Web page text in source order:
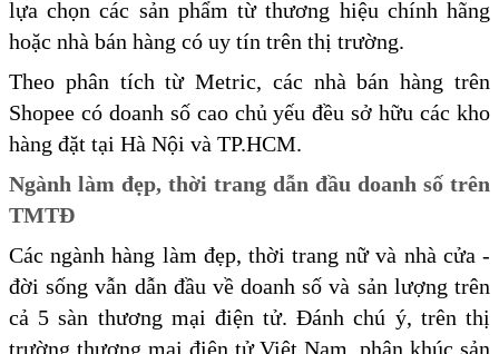
lựa chọn các sản phẩm từ thương hiệu chính hãng
hoặc nhà bán hàng có uy tín trên thị trường.
Theo phân tích từ Metric, các nhà bán hàng trên
Shopee có doanh số cao chủ yếu đều sở hữu các kho
hàng đặt tại Hà Nội và TP.HCM.
Ngành làm đẹp, thời trang dẫn đầu doanh số trên
TMTĐ
Các ngành hàng làm đẹp, thời trang nữ và nhà cửa -
đời sống vẫn dẫn đầu về doanh số và sản lượng trên
cả 5 sàn thương mại điện tử. Đánh chú ý, trên thị
trường thương mại điện tử Việt Nam, phân khúc sản